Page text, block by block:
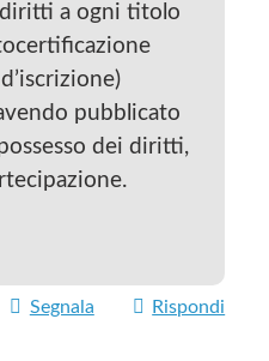
diritti a ogni titolo
pubblicato
dei diritti,
Segnala Rispondi